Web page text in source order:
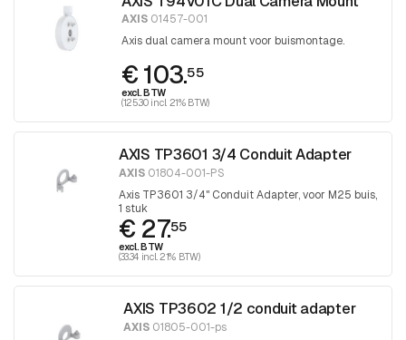
AXIS01457-001
Axis dual camera mount voor buismontage.
€ 103.55
excl. BTW
(125.30 incl. 21% BTW)
AXIS TP3601 3/4 Conduit Adapter
AXIS 01804-001-PS
Axis TP3601 3/4" Conduit Adapter, voor M25 buis,
1 stuk
€ 27.55
excl. BTW
(33.34 incl. 21% BTW)
AXIS TP3602 1/2 conduit adapter
AXIS 01805-001-ps